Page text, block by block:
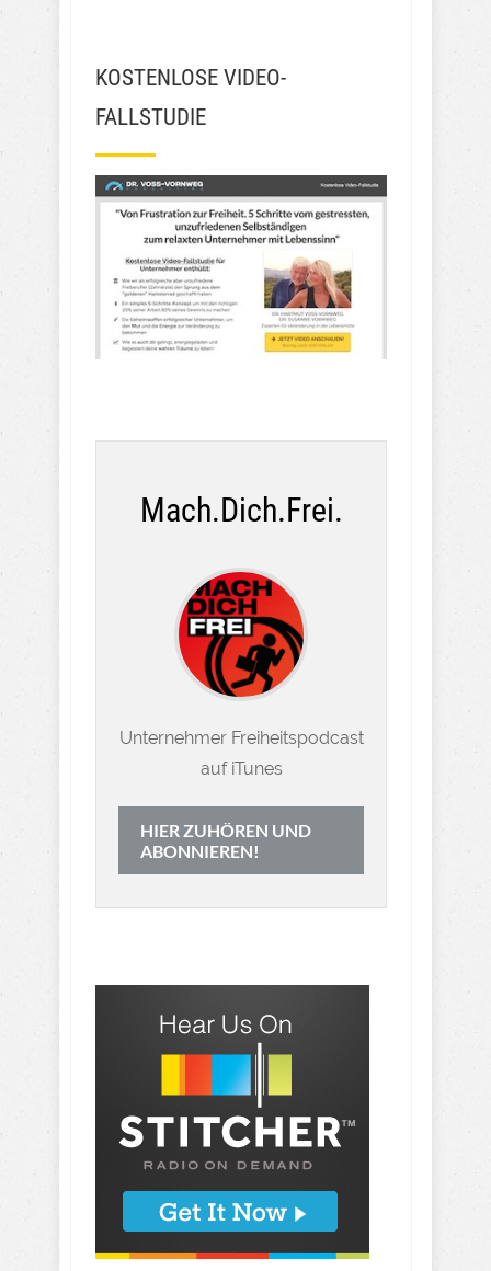
KOSTENLOSE VIDEO-
FALLSTUDIE
Mach.Dich.Frei.
Unternehmer Freiheitspodcast
auf iTunes
HIER ZUHÖREN UND
ABONNIEREN!